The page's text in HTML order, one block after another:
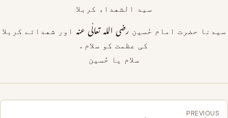
ﺳﯿﺪ ﺍﻟﺸﮭﺪﺍﺀ ﮐﺮﺑﻼ
ﺳﯿـﺪﻧﺎ ﺣﻀﺮﺕ ﺍﻣﺎﻡ ﺣُﺴﯿـــــــــــﻥ رضی اللہ تعالٰی عنہ ﺍﻭﺭ ﺷﮭﺪﺍﺋﮯ ﮐﺮﺑﻼ
ﮐﯽ ﻋﻈﻤـﺖ ﮐﻮ ﺳــﻼﻡ .
ﺳـــــــﻼﻡ ﯾﺎ ﺣُﺴـــــــــــــﯿﻦ
PREVIOUS